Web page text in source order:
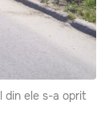
din ele s-a oprit